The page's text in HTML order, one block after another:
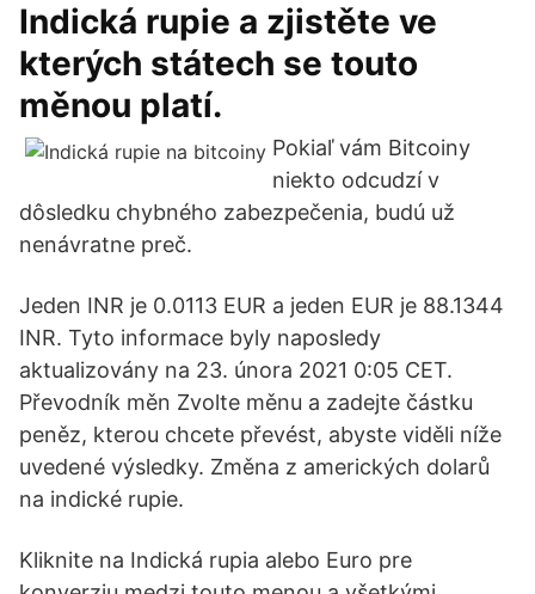
Indická rupie a zjistěte ve
kterých státech se touto
měnou platí.
Pokiaľ vám Bitcoiny
niekto odcudzí v
dôsledku chybného zabezpečenia, budú už
nenávratne preč.
Jeden INR je 0.0113 EUR a jeden EUR je 88.1344
INR. Tyto informace byly naposledy
aktualizovány na 23. února 2021 0:05 CET.
Převodník měn Zvolte měnu a zadejte částku
peněz, kterou chcete převést, abyste viděli níže
uvedené výsledky. Změna z amerických dolarů
na indické rupie.
Kliknite na Indická rupia alebo Euro pre